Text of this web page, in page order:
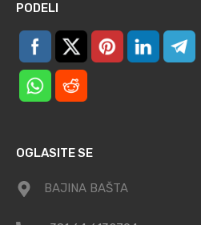
PODELI
OGLASITE SE
BAJINA BAŠTA